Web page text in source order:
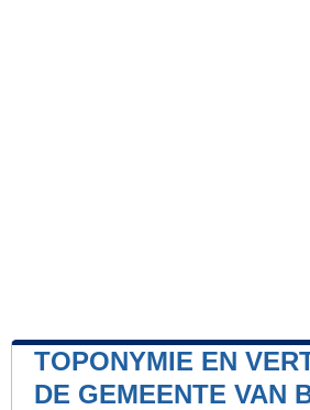
TOPONYMIE EN
DE GEMEENTE VAN